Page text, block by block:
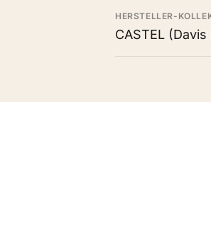
HERSTELLER-
CASTEL